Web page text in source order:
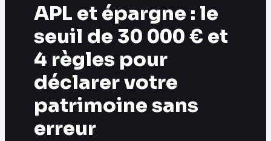
Éducation & Emploi
Marketing
APL et épargne : le
seuil de 30 000 € et
4 règles pour
déclarer votre
patrimoine sans
erreur